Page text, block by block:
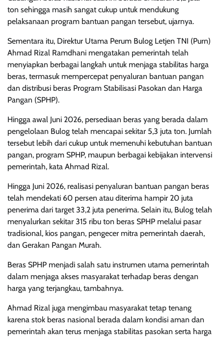
ton sehingga masih sangat cukup untuk mendukung
pelaksanaan program bantuan pangan tersebut, ujarnya.
Sementara itu, Direktur Utama Perum Bulog Letjen TNI (Purn)
Ahmad Rizal Ramdhani mengatakan pemerintah telah
menyiapkan berbagai langkah untuk menjaga stabilitas harga
beras, termasuk mempercepat penyaluran bantuan pangan
dan distribusi beras Program Stabilisasi Pasokan dan Harga
Pangan (SPHP).
Hingga awal Juni 2026, persediaan beras yang berada dalam
pengelolaan Bulog telah mencapai sekitar 5,3 juta ton. Jumlah
tersebut lebih dari cukup untuk memenuhi kebutuhan bantuan
pangan, program SPHP, maupun berbagai kebijakan intervensi
pemerintah, kata Ahmad Rizal.
Hingga Juni 2026, realisasi penyaluran bantuan pangan beras
telah mendekati 60 persen atau diterima hampir 20 juta
penerima dari target 33,2 juta penerima. Selain itu, Bulog telah
menyalurkan sekitar 315 ribu ton beras SPHP melalui pasar
tradisional, kios pangan, pengecer mitra pemerintah daerah,
dan Gerakan Pangan Murah.
Beras SPHP menjadi salah satu instrumen utama pemerintah
dalam menjaga akses masyarakat terhadap beras dengan
harga yang terjangkau, tambahnya.
Ahmad Rizal juga mengimbau masyarakat tetap tenang
karena stok beras nasional berada dalam kondisi aman dan
pemerintah akan terus menjaga stabilitas pasokan serta harga